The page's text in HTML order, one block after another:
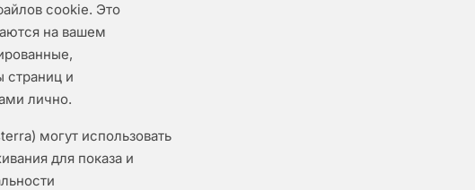
cookie. Это
на вашем
страниц и
лично.
могут использовать
для показа и